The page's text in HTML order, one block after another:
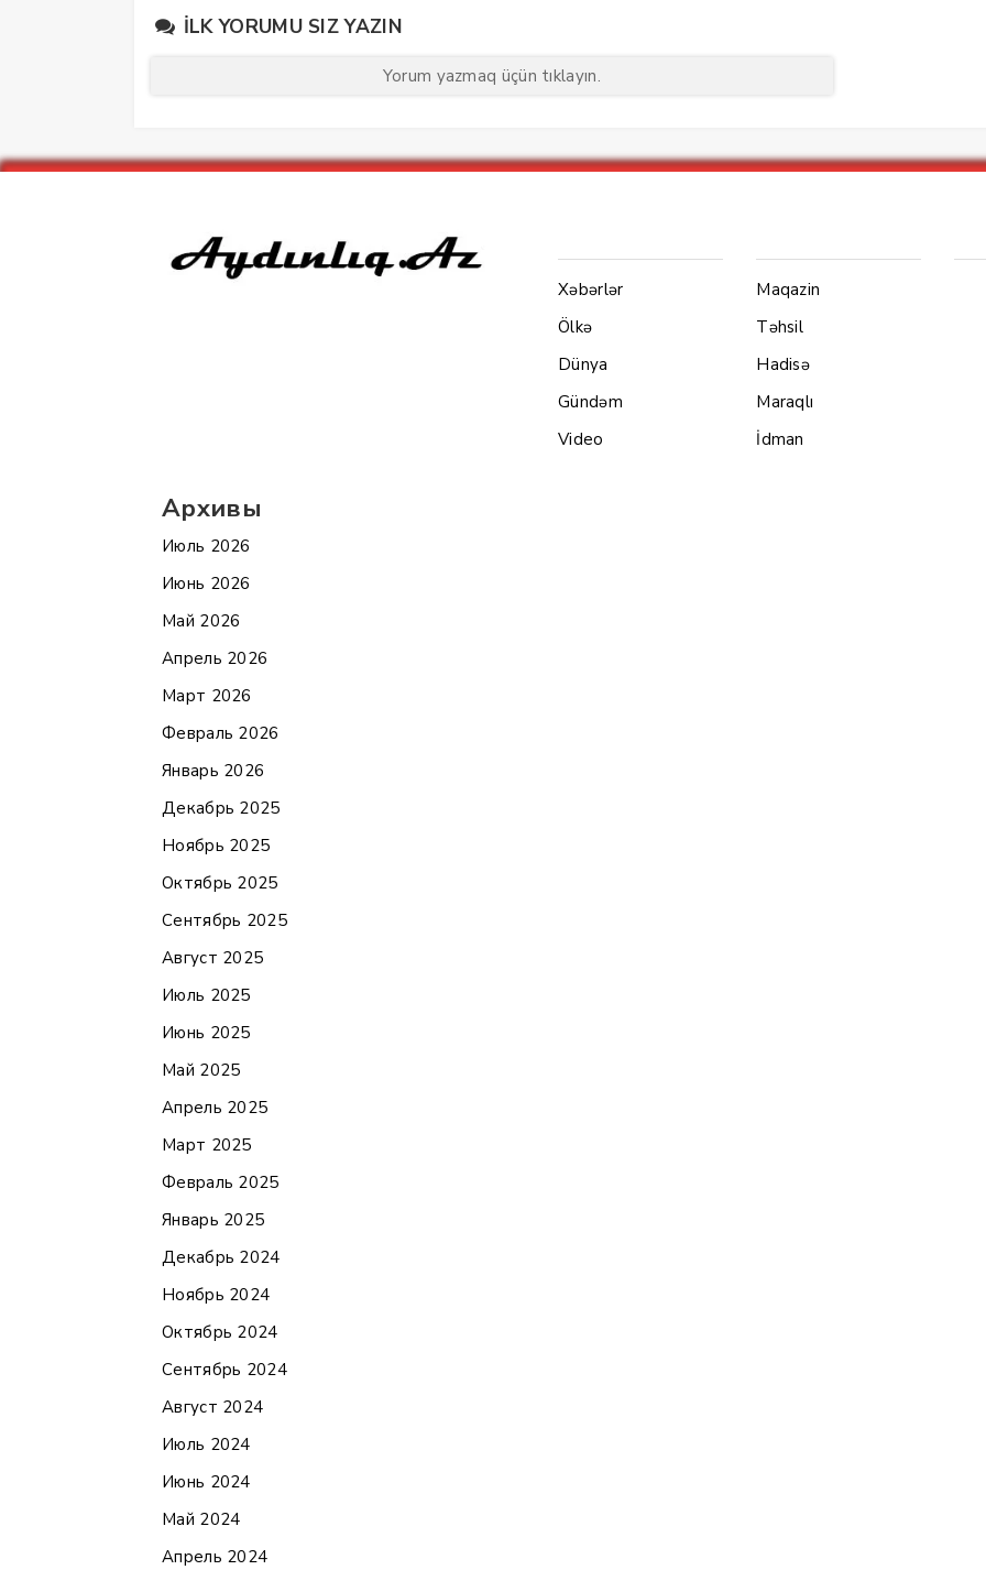
İLK YORUMU SIZ YAZIN
Yorum yazmaq üçün tıklayın.
Архивы
Июль 2026
Июнь 2026
Май 2026
Апрель 2026
Март 2026
Февраль 2026
Январь 2026
Декабрь 2025
Ноябрь 2025
Октябрь 2025
Сентябрь 2025
Август 2025
Июль 2025
Июнь 2025
Май 2025
Апрель 2025
Март 2025
Февраль 2025
Январь 2025
Декабрь 2024
Ноябрь 2024
Октябрь 2024
Сентябрь 2024
Август 2024
Июль 2024
Июнь 2024
Май 2024
Апрель 2024
Xəbərlər
Ölkə
Dünya
Gündəm
Video
Maqazin
Təhsil
Hadisə
Maraqlı
İdman